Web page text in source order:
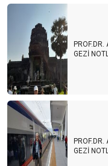
GEZİ
GEZİ